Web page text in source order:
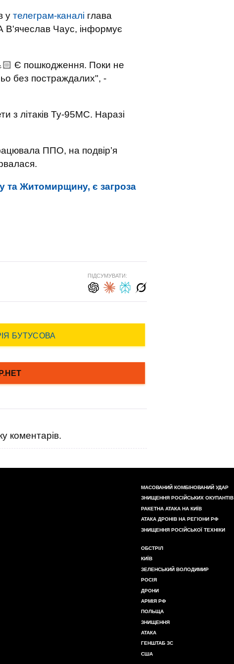
у телеграм-каналі глава
В'ячеслав Чаус, інформує
Є пошкодження. Поки не
без постраждалих", -
з літаків Ту-95МС. Наразі
ППО, на подвір’я
та Житомирщину, є загроза
ПІДСУМУВАТИ:
коментарів.
МАСОВАНИЙ КОМБІНОВАНИЙ УДАР
ЗНИЩЕННЯ РОСІЙСЬКИХ ОКУПАНТІВ
РАКЕТНА АТАКА НА КИЇВ
АТАКА ДРОНІВ НА РЕГІОНИ РФ
ЗНИЩЕННЯ РОСІЙСЬКОЇ ТЕХНІКИ
ОБСТРІЛ
КИЇВ
ЗЕЛЕНСЬКИЙ ВОЛОДИМИР
РОСІЯ
ДРОНИ
АРМІЯ РФ
ПОЛЬЩА
ЗНИЩЕННЯ
АТАКА
ГЕНШТАБ ЗС
США